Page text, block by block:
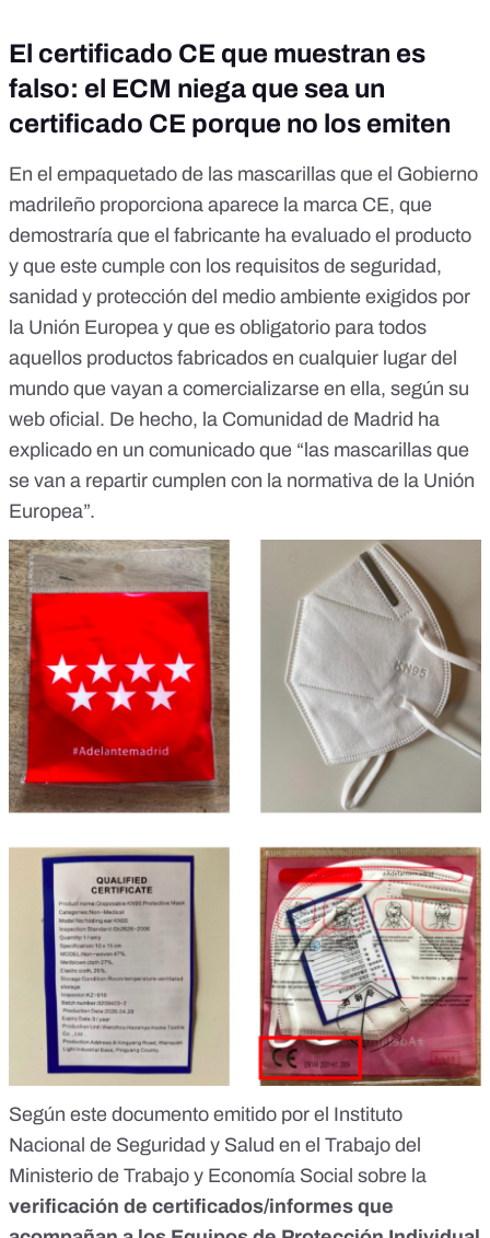
El certificado CE que muestran es
falso: el ECM niega que sea un
certificado CE porque no los emiten
En el empaquetado de las mascarillas que el Gobierno
madrileño proporciona aparece la marca CE, que
demostraría que el fabricante ha evaluado el producto
y que este cumple con los requisitos de seguridad,
sanidad y protección del medio ambiente exigidos por
la Unión Europea y que es obligatorio para todos
aquellos productos fabricados en cualquier lugar del
mundo que vayan a comercializarse en ella, según su
web oficial . De hecho, la Comunidad de Madrid ha
explicado en un comunicado que “las mascarillas que
se van a repartir cumplen con la normativa de la Unión
Europea”.
Según este documento emitido por el Instituto
Nacional de Seguridad y Salud en el Trabajo del
Ministerio de Trabajo y Economía Social sobre la
verificación de certificados/informes que